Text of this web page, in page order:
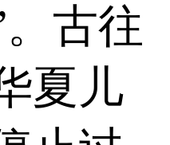
古往
夏儿